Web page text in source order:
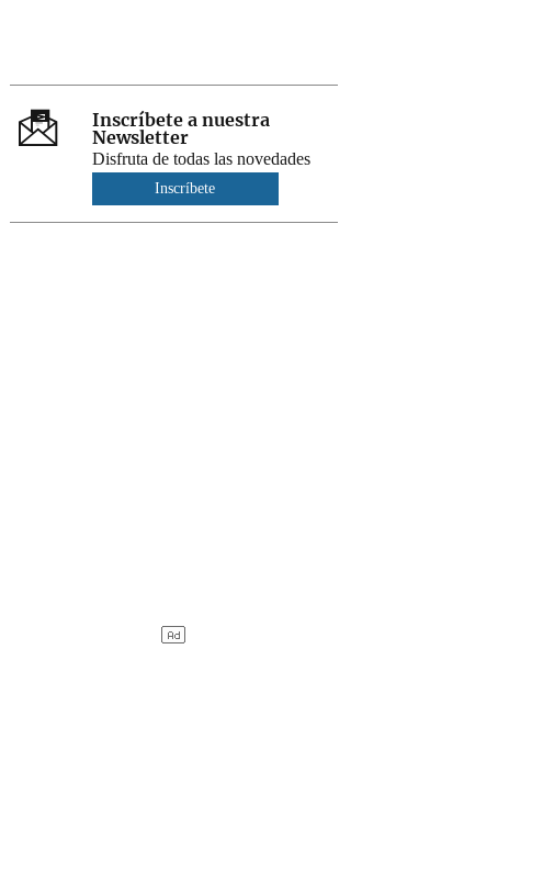
Inscríbete a nuestra
Newsletter
Disfruta de todas las novedades
Inscríbete